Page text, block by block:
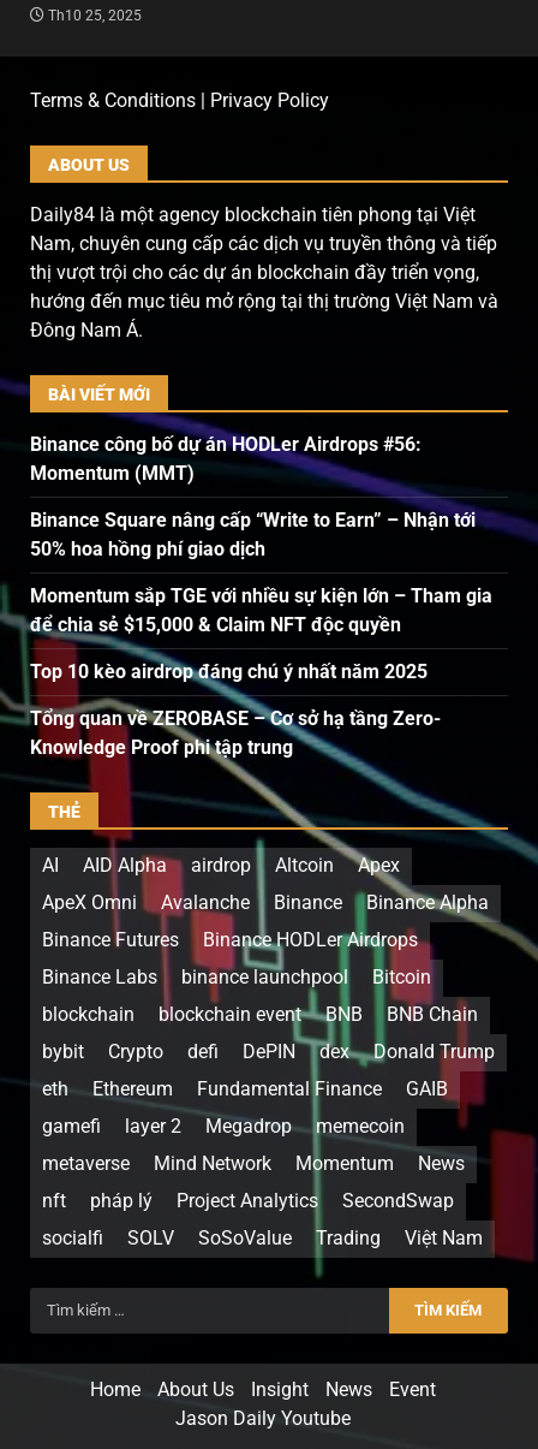
Th10 25, 2025
Terms & Conditions | Privacy Policy
ABOUT US
Daily84 là một agency blockchain tiên phong tại Việt
Nam, chuyên cung cấp các dịch vụ truyền thông và tiếp
thị vượt trội cho các dự án blockchain đầy triển vọng,
hướng đến mục tiêu mở rộng tại thị trường Việt Nam và
Đông Nam Á.
BÀI VIẾT MỚI
Binance công bố dự án HODLer Airdrops #56:
Momentum (MMT)
Binance Square nâng cấp “Write to Earn” – Nhận tới
50% hoa hồng phí giao dịch
Momentum sắp TGE với nhiều sự kiện lớn – Tham gia
để chia sẻ $15,000 & Claim NFT độc quyền
Top 10 kèo airdrop đáng chú ý nhất năm 2025
Tổng quan về ZEROBASE – Cơ sở hạ tầng Zero-
Knowledge Proof phi tập trung
THẺ
AI AID Alpha airdrop Altcoin
Apex
ApeX Omni
Avalanche Binance
Binance Alpha
Binance Futures
Binance HODLer Airdrops
Binance Labs
binance launchpool
Bitcoin
blockchain
blockchain event BNB
BNB Chain
bybit
Crypto defi DePIN dex
Donald Trump
eth
Ethereum Fundamental Finance
GAIB
gamefi
layer 2 Megadrop
memecoin
metaverse
Mind Network Momentum
News
nft
pháp lý Project Analytics
SecondSwap
socialfi
SOLV SoSoValue Trading Việt Nam
Home About Us Insight News
Event
Jason Daily Youtube